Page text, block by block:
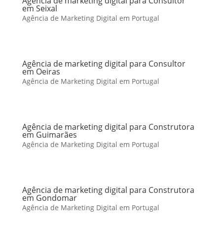
em Seixal
Agência de Marketing Digital em Portugal
Agência de marketing digital para Consultor
em Oeiras
Agência de Marketing Digital em Portugal
Agência de marketing digital para Construtora
em Guimarães
Agência de Marketing Digital em Portugal
Agência de marketing digital para Construtora
em Gondomar
Agência de Marketing Digital em Portugal